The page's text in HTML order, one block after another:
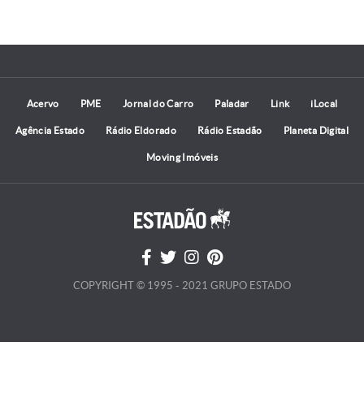
Acervo PME Jornal do Carro Paladar Link iLocal
Agência Estado Rádio Eldorado Rádio Estadão Planeta Digital
Moving Imóveis
COPYRIGHT © 1995 - 2021 GRUPO ESTADO